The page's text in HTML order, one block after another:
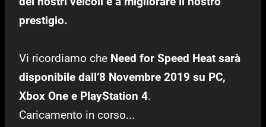
prestigio.
Vi ricordiamo che Need for Speed Heat sarà
disponibile dall’8 Novembre 2019 su PC,
Xbox One e PlayStation 4.
Caricamento in corso...